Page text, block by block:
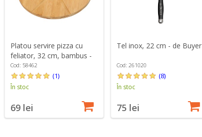
Platou servire pizza cu
feliator, 32 cm, bambus -
Kesper
Cod: 58462
(1)
În stoc
69 lei
Tel inox, 22 cm - de Buyer
Cod: 261020
(8)
În stoc
75 lei